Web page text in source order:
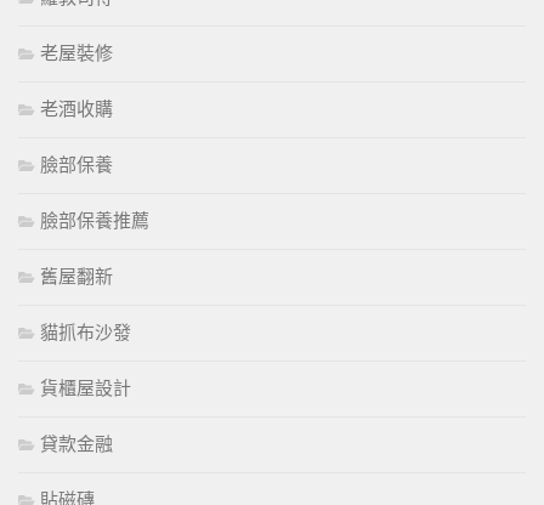
老屋裝修
老酒收購
臉部保養
臉部保養推薦
舊屋翻新
貓抓布沙發
貨櫃屋設計
貸款金融
貼磁磚